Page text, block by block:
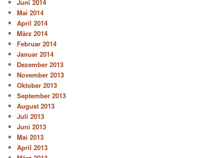
Juni 2014
Mai 2014
April 2014
März 2014
Februar 2014
Januar 2014
Dezember 2013
November 2013
Oktober 2013
September 2013
August 2013
Juli 2013
Juni 2013
Mai 2013
April 2013